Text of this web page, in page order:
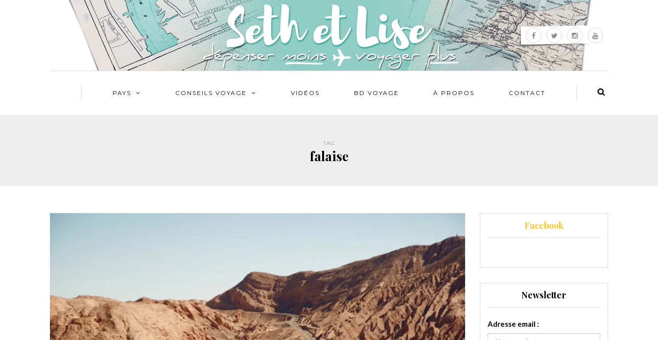
PAYS CONSEILS VOYAGE VIDÉOS BD VOYAGE À PROPOS CONTACT
TAG
falaise
Facebook
Newsletter
Adresse email :